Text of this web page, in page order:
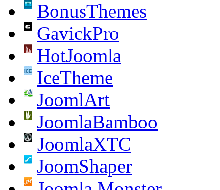
BonusThemes
GavickPro
HotJoomla
IceTheme
JoomlArt
JoomlaBamboo
JoomlaXTC
JoomShaper